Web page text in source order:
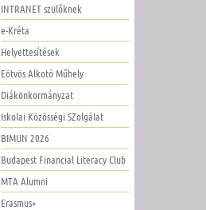
INTRANET szülőknek
e-Kréta
Helyettesítések
Eötvös Alkotó Műhely
Diákönkormányzat
Iskolai Közösségi SZolgálat
BIMUN 2026
Budapest Financial Literacy Club
MTA Alumni
Erasmus+